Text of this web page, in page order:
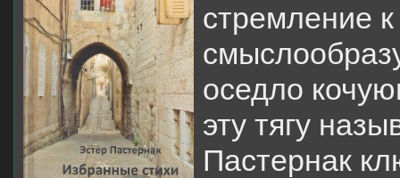
стремление
оседло
эту тягу
Пастернак